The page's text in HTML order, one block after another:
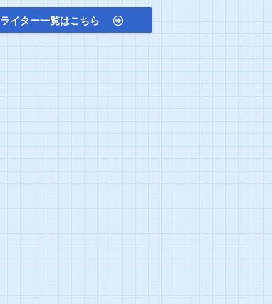
ライター一覧はこちら